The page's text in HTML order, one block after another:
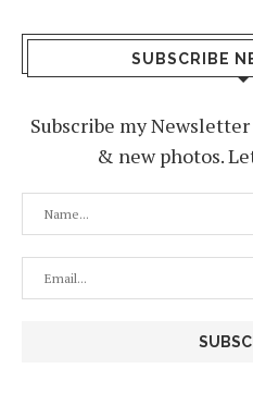
SUBSCRIBE
Subscribe my
& new photos.